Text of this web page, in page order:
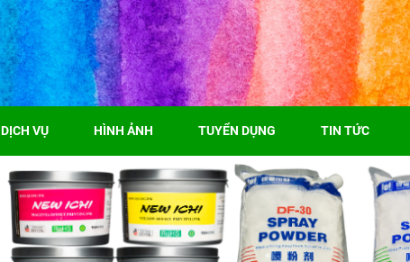
DỊCH VỤ HÌNH ẢNH TUYỂN DỤNG TIN TỨC